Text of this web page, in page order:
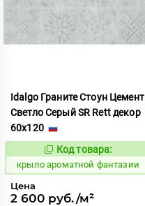
Idalgo Граните Стоун Цемент
Светло Серый SR Rett декор
60x120
828487
Код товара:
крыло ароматной фантазии
Цена
2 600 руб./м²